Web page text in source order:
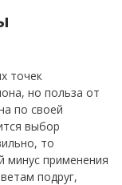
точек
но польза от
по своей
выбор
то
минус применения
подруг,